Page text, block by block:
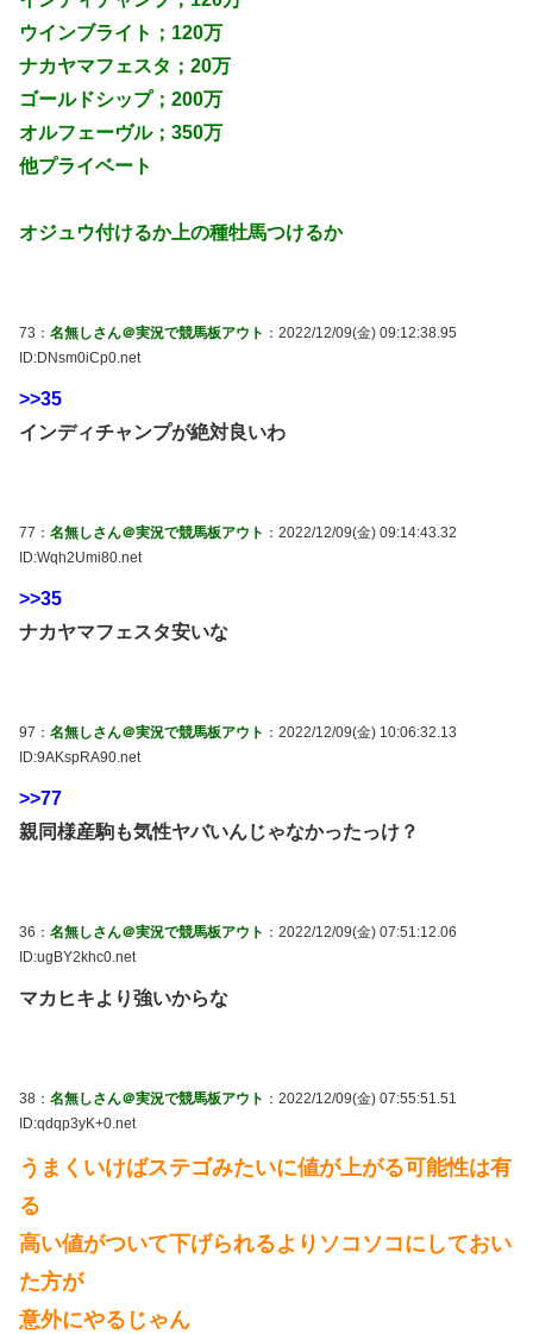
ウインブライト；120万
ナカヤマフェスタ；20万
ゴールドシップ；200万
オルフェーヴル；350万
他プライベート
オジュウ付けるか上の種牡馬つけるか
73： 名無しさん＠実況で競馬板アウト ：2022/12/09(金) 09:12:38.95
ID:DNsm0iCp0.net
>>35
インディチャンプが絶対良いわ
77： 名無しさん＠実況で競馬板アウト ：2022/12/09(金) 09:14:43.32
ID:Wqh2Umi80.net
>>35
ナカヤマフェスタ安いな
97： 名無しさん＠実況で競馬板アウト ：2022/12/09(金) 10:06:32.13
ID:9AKspRA90.net
>>77
親同様産駒も気性ヤバいんじゃなかったっけ？
36： 名無しさん＠実況で競馬板アウト ：2022/12/09(金) 07:51:12.06
ID:ugBY2khc0.net
マカヒキより強いからな
38： 名無しさん＠実況で競馬板アウト ：2022/12/09(金) 07:55:51.51
ID:qdqp3yK+0.net
うまくいけばステゴみたいに値が上がる可能性は有
る
高い値がついて下げられるよりソコソコにしておい
た方が
意外にやるじゃん